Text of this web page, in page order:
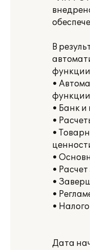
В
•
• Банк и
•
•
•
•
•
•
•
Дата